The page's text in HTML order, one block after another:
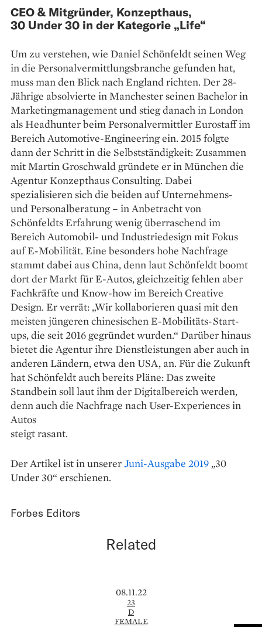
CEO & Mitgründer, Konzepthaus,
30 Under 30 in der Kategorie „Life“
Um zu verstehen, wie Daniel Schönfeldt seinen Weg
in die Personalvermittlungsbranche gefunden hat,
muss man den Blick nach England richten. Der 28-
Jährige absolvierte in Manchester seinen Bachelor in
Marketingmanagement und stieg danach in London
als Headhunter beim Personalvermittler Eurostaff im
Bereich Automotive-Engineering ein. 2015 folgte
dann der Schritt in die Selbstständigkeit: Zusammen
mit Martin Groschwald gründete er in München die
Agentur Konzepthaus Consulting. Dabei
spezialisieren sich die beiden auf Unternehmens-
und Personalberatung – in Anbetracht von
Schönfeldts Erfahrung wenig überraschend im
Bereich Automobil- und Industriedesign mit Fokus
auf E-Mobilität. Eine besonders hohe Nachfrage
stammt dabei aus China, denn laut Schönfeldt boomt
dort der Markt für E-Autos, gleichzeitig fehlen aber
Fachkräfte und Know-how im Bereich Creative
Design. Er verrät: „Wir kollaborieren quasi mit den
meisten jüngeren chinesischen E-Mobilitäts-Start-
ups, die seit 2016 gegründet wurden.“ Darüber hinaus
bietet die Agentur ihre Dienstleistungen aber auch in
anderen Ländern, etwa den USA, an. Für die Zukunft
hat Schönfeldt auch bereits Pläne: Das zweite
Standbein soll laut ihm der Digitalbereich werden,
denn auch die Nachfrage nach User-Experiences in
Autos
steigt rasant.
Der Artikel ist in unsererJuni-Ausgabe 2019 „30
Under 30“ erschienen.
Forbes Editors
Related
08.11.22
23
D
FEMALE